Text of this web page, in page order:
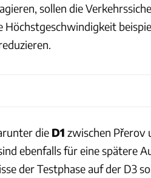
sollen die
Höchstgeschwindigkeit
die D1 zwischen Přerov
ebenfalls für eine spätere
der Testphase auf der D3